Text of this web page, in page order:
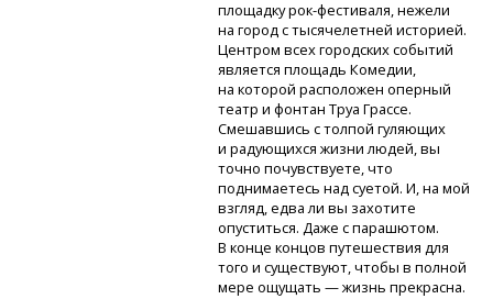
площадкурок-фестиваля,нежели
на город с тысячелетней историей.
Центром всех городских событий
является площадь Комедии,
на которой расположен оперный
театр и фонтан Труа Грассе.
Смешавшись с толпой гуляющих
и радующихся жизни людей, вы
точно почувствуете, что
поднимаетесь над суетой. И, на мой
взгляд, едва ли вы захотите
опуститься. Даже с парашютом.
В конце концов путешествия для
того и существуют, чтобы в полной
мере ощущать — жизнь прекрасна.